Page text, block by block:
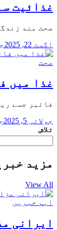
غذائیت
صحت مند
اگست 22, 2025
صحت
غذا میں
فائبر جسے
جولائی 5, 2025
تلاش
مزید
View All
اہم خبریں
ایرانی